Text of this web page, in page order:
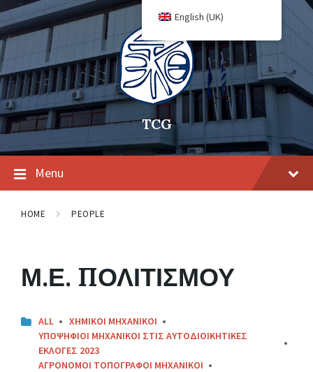
TCG
Menu
HOME PEOPLE
Μ.Ε. ΠΟΛΙΤΙΣΜΟΥ
ALL
XHMIKOI MHXANIKOI
YΠΟΨΗΦΙΟΙ ΜΗΧΑΝΙΚΟΙ ΣΤΙΣ ΑΥΤΟΔΙΟΙΚΗΤΙΚΕΣ
ΕΚΛΟΓΕΣ 2023
ΑΓΡΟΝΟΜΟΙ ΤΟΠΟΓΡΑΦΟΙ ΜΗΧΑΝΙΚΟΙ
English (UK)